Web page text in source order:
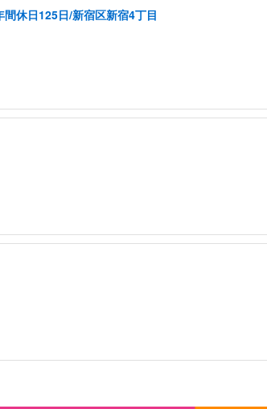
休日125日/新宿区新宿4丁目